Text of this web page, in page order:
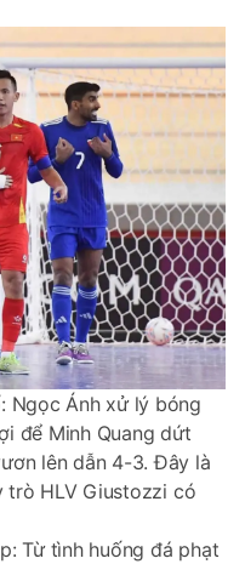
Ngọc Ánh xử lý bóng
để Minh Quang dứt
lên dẫn 4-3. Đây là
trò HLV Giustozzi có
Từ tình huống đá phạt